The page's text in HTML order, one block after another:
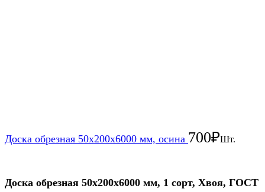
Доска обрезная 50х200х6000 мм, осина 700₽Шт.
Доска обрезная 50х200х6000 мм, 1 сорт, Хвоя, ГОСТ